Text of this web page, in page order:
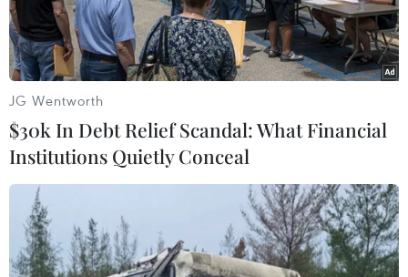
Theo dõi VietnamPlus
Thi vào lớp 10 - Thi THPT
Phó Thủ tướng Lê Tiến Châu: Tiếp tục giữ ổn
định Kỳ thi tốt nghiệp THPT
Thành phố Hồ Chí Minh tuyển bổ sung gần
3.500 chỉ tiêu lớp 10 công lập
JG Wentworth
$30k In Debt Relief Scandal: What Financial
Institutions Quietly Conceal